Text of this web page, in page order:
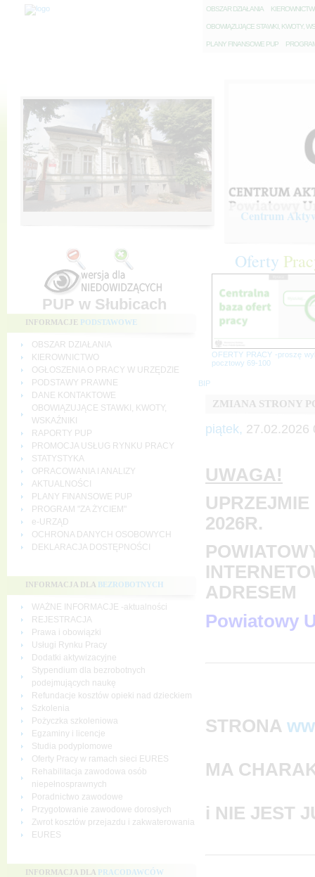
OBSZAR DZIAŁANIA K
OBOWIĄZUJĄCE STAWKI, KWOTY,
PLANY FINANSOWE PUP P
Centrum
PUP w Słubicach
INFORMACJE PODSTAWOWE
OBSZAR DZIAŁANIA
KIEROWNICTWO
OGŁOSZENIA O PRACY W URZĘDZIE
PODSTAWY PRAWNE
DANE KONTAKTOWE
OBOWIĄZUJĄCE STAWKI, KWOTY,
WSKAŹNIKI
RAPORTY PUP
PROMOCJA USŁUG RYNKU PRACY
STATYSTYKA
OPRACOWANIA I ANALIZY
AKTUALNOŚCI
PLANY FINANSOWE PUP
PROGRAM "ZA ŻYCIEM"
e-URZĄD
OCHRONA DANYCH OSOBOWYCH
DEKLARACJA DOSTĘPNOŚCI
INFORMACJA DLA BEZROBOTNYCH
WAŻNE INFORMACJE -aktualności
REJESTRACJA
Prawa i obowiązki
Usługi Rynku Pracy
Dodatki aktywizacyjne
Stypendium dla bezrobotnych
podejmujących naukę
Refundacje kosztów opieki nad dzieckiem
Szkolenia
Pożyczka szkoleniowa
Egzaminy i licencje
Studia podyplomowe
Oferty Pracy w ramach sieci EURES
Rehabilitacja zawodowa osób
niepełnosprawnych
Poradnictwo zawodowe
Przygotowanie zawodowe dorosłych
Zwrot kosztów przejazdu i zakwaterowania
EURES
INFORMACJA DLA PRACODAWCÓW
Oferty
OFERTY PRACY -proszę
pocztowy 69-100
BIP
ZMIANA STRONY
piątek, 27.02.2026
UWAGA!
2026R.
ADRESEM
Powiatowy
STRONA
MA
i NIE JEST